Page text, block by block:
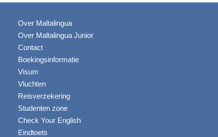
Over Maltalingua
Over Maltalingua Junior
Contact
Boekingsinformatie
Visum
Vluchten
Reisverzekering
Studenten zone
Check Your English
Eindtoets